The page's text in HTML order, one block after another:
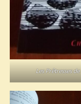
Les Prêtresses